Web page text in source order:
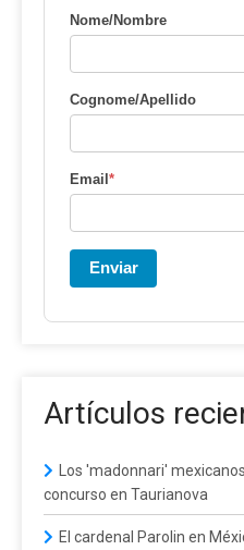
Nome/Nombre
Cognome/Apellido
Email*
Enviar
Artículos
Los 'madonnari'
concurso en Taurianova
El cardenal Parolin en